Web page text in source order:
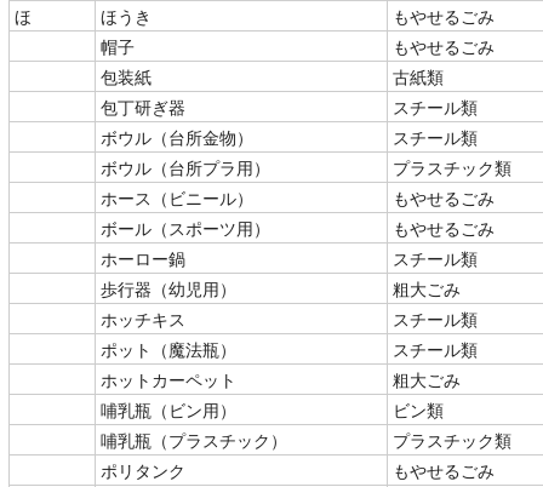
ほ
ほうき
もやせるごみ
帽子
もやせるごみ
包装紙
古紙類
包丁研ぎ器
スチール類
ボウル（台所金物）
スチール類
ボウル（台所プラ用）
プラスチック類
ホース（ビニール）
もやせるごみ
ボール（スポーツ用）
もやせるごみ
ホーロー鍋
スチール類
歩行器（幼児用）
粗大ごみ
ホッチキス
スチール類
ポット（魔法瓶）
スチール類
ホットカーペット
粗大ごみ
哺乳瓶（ビン用）
ビン類
哺乳瓶（プラスチック）
プラスチック類
ポリタンク
もやせるごみ